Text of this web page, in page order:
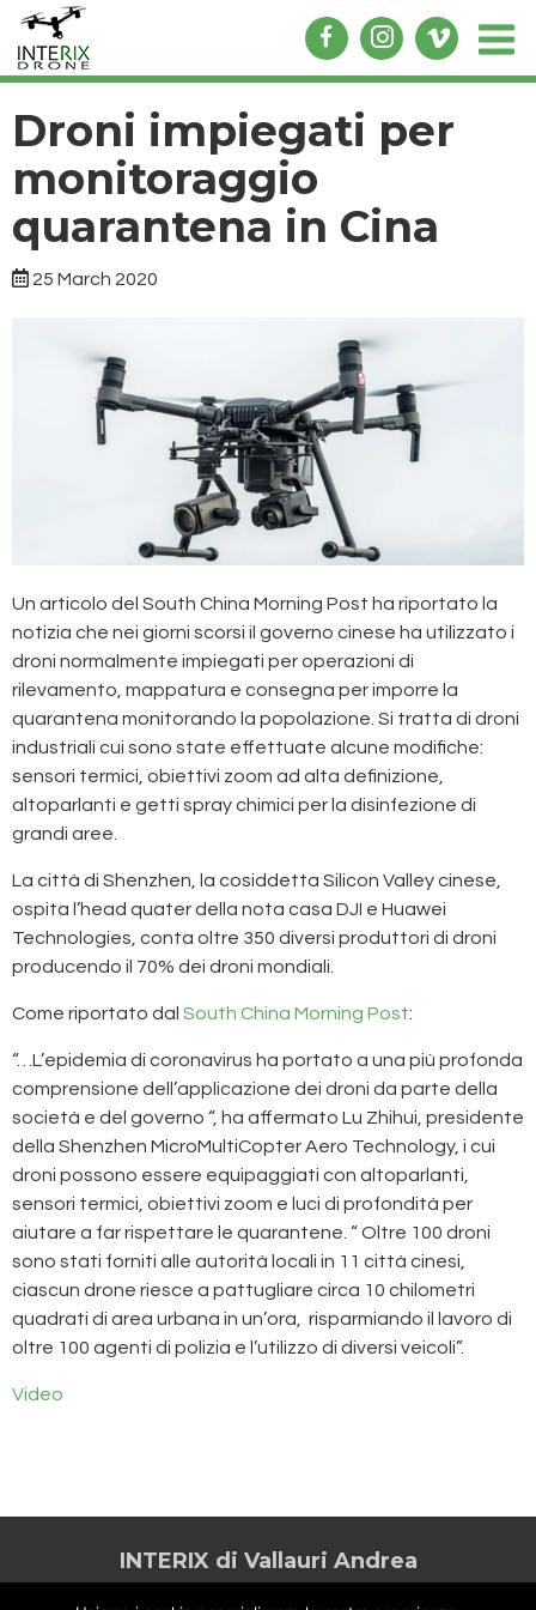
Droni impiegati per
monitoraggio
quarantena in Cina
25 March 2020
Un articolo del South China Morning Post ha riportato la
notizia che nei giorni scorsi il governo cinese ha utilizzato i
droni normalmente impiegati per operazioni di
rilevamento, mappatura e consegna per imporre la
quarantena monitorando la popolazione. Si tratta di droni
industriali cui sono state effettuate alcune modifiche:
sensori termici, obiettivi zoom ad alta definizione,
altoparlanti e getti spray chimici per la disinfezione di
grandi aree.
La città di Shenzhen, la cosiddetta Silicon Valley cinese,
ospita l’head quater della nota casa DJI e Huawei
Technologies, conta oltre 350 diversi produttori di droni
producendo il 70% dei droni mondiali.
Come riportato dal South China Morning Post:
“…L’epidemia di coronavirus ha portato a una più profonda
comprensione dell’applicazione dei droni da parte della
società e del governo “, ha affermato Lu Zhihui, presidente
della Shenzhen MicroMultiCopter Aero Technology, i cui
droni possono essere equipaggiati con altoparlanti,
sensori termici, obiettivi zoom e luci di profondità per
aiutare a far rispettare le quarantene. “ Oltre 100 droni
sono stati forniti alle autorità locali in 11 città cinesi,
ciascun drone riesce a pattugliare circa 10 chilometri
quadrati di area urbana in un’ora, risparmiando il lavoro di
oltre 100 agenti di polizia e l’utilizzo di diversi veicoli”.
Video
INTERIX di Vallauri Andrea